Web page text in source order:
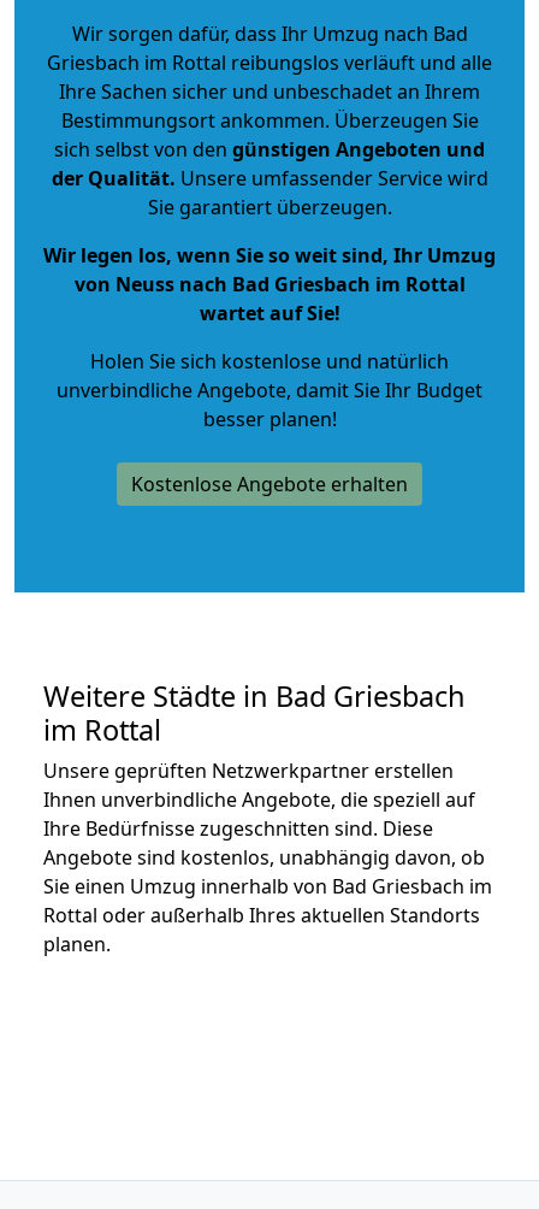
Wir sorgen dafür, dass Ihr Umzug nach Bad
Griesbach im Rottal reibungslos verläuft und alle
Ihre Sachen sicher und unbeschadet an Ihrem
Bestimmungsort ankommen. Überzeugen Sie
sich selbst von den günstigen Angeboten und
der Qualität. Unsere umfassender Service wird
Sie garantiert überzeugen.
Wir legen los, wenn Sie so weit sind, Ihr Umzug
von Neuss nach Bad Griesbach im Rottal
wartet auf Sie!
Holen Sie sich kostenlose und natürlich
unverbindliche Angebote, damit Sie Ihr Budget
besser planen!
Kostenlose Angebote erhalten
Weitere Städte in Bad Griesbach
im Rottal
Unsere geprüften Netzwerkpartner erstellen
Ihnen unverbindliche Angebote, die speziell auf
Ihre Bedürfnisse zugeschnitten sind. Diese
Angebote sind kostenlos, unabhängig davon, ob
Sie einen Umzug innerhalb von Bad Griesbach im
Rottal oder außerhalb Ihres aktuellen Standorts
planen.